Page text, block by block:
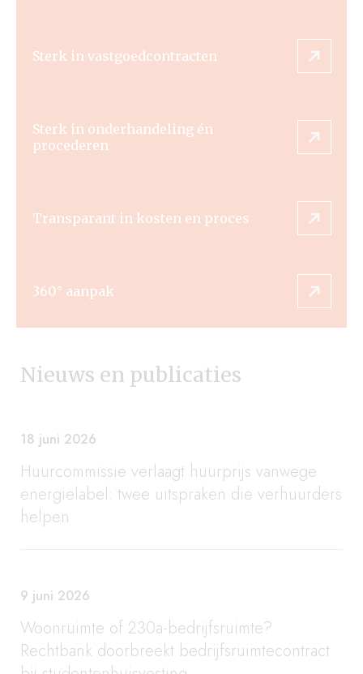
Sterk in vastgoedcontracten
Sterk in onderhandeling én
procederen
Transparant in kosten en proces
360° aanpak
Nieuws en publicaties
18 juni 2026
Huurcommissie verlaagt huurprijs vanwege
energielabel: twee uitspraken die verhuurders
helpen
9 juni 2026
Woonruimte of 230a-bedrijfsruimte?
Rechtbank doorbreekt bedrijfsruimtecontract